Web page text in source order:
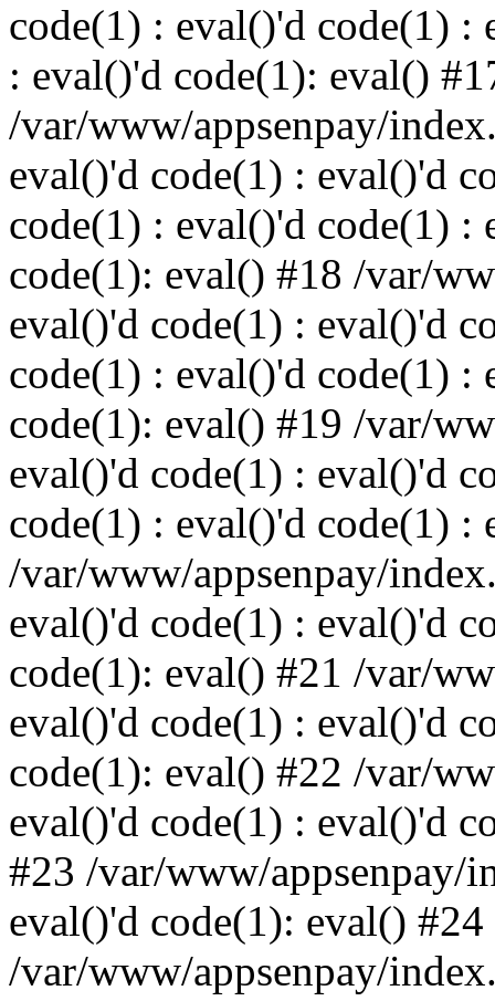
code(1) : eval()'d code(1) :
: eval()'d code(1): eval()
/var/www/appsenpay/
eval()'d code(1) : eval()'d
code(1) : eval()'d code(1) :
code(1): eval() #18 /var/
eval()'d code(1) : eval()'d
code(1) : eval()'d code(1) :
code(1): eval() #19 /var/
eval()'d code(1) : eval()'d
code(1) : eval()'d code(1) :
/var/www/appsenpay/
eval()'d code(1) : eval()'d
code(1): eval() #21 /var/
eval()'d code(1) : eval()'d
code(1): eval() #22 /var/
eval()'d code(1) : eval()'d
#23 /var/www/appsenpay/
eval()'d code(1): eval() #24
/var/www/appsenpay/